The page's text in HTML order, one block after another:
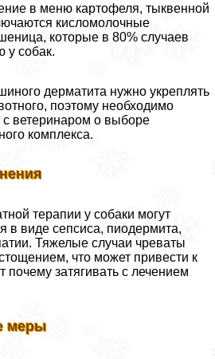
в меню картофеля, тыквенной
кисломолочные
которые в 80% случаев
у собак.
дерматита нужно укреплять
поэтому необходимо
с ветеринаром о выборе
комплекса.
терапии у собаки могут
в виде сепсиса, пиодермита,
Тяжелые случаи чреваты
что может привести к
почему затягивать с лечением
меры